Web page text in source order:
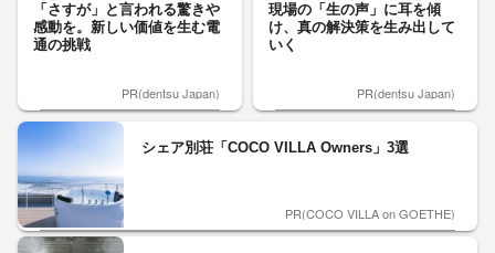
「さすが」と言われる驚きや
感動を。新しい価値を生む電
通の挑戦
PR(dentsu Japan)
現場の「生の声」に耳を傾
け、真の解決策を生み出して
いく
PR(dentsu Japan)
シェア別荘「COCO VILLA Owners」3選
PR(COCO VILLA on GOETHE)